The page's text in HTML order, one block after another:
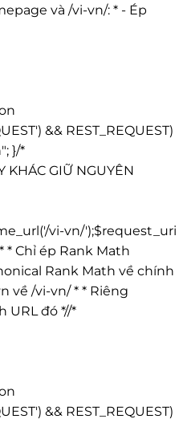
và /vi-vn/: * - Ép
&& REST_REQUEST)
}/*
KHÁC GIỮ NGUYÊN
vi-vn/');$request_uri
* Chỉ ép Rank Math
Rank Math về chính
về /vi-vn/ * * Riêng
URL đó *//*
&& REST_REQUEST)